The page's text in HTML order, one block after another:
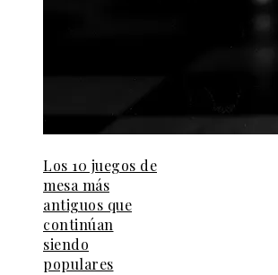
Los 10 juegos de
mesa más
antiguos que
continúan
siendo
populares